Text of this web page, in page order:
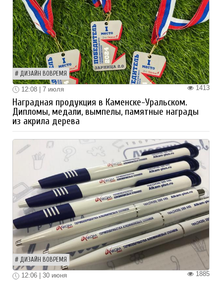
ДИЗАЙН ВОВРЕМЯ
1413
12:08 | 7 июля
Наградная продукция в Каменске-Уральском.
Дипломы, медали, вымпелы, памятные награды
из акрила дерева
ДИЗАЙН ВОВРЕМЯ
1885
12:06 | 30 июня